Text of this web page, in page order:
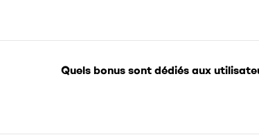
Quels bonus sont dédiés aux